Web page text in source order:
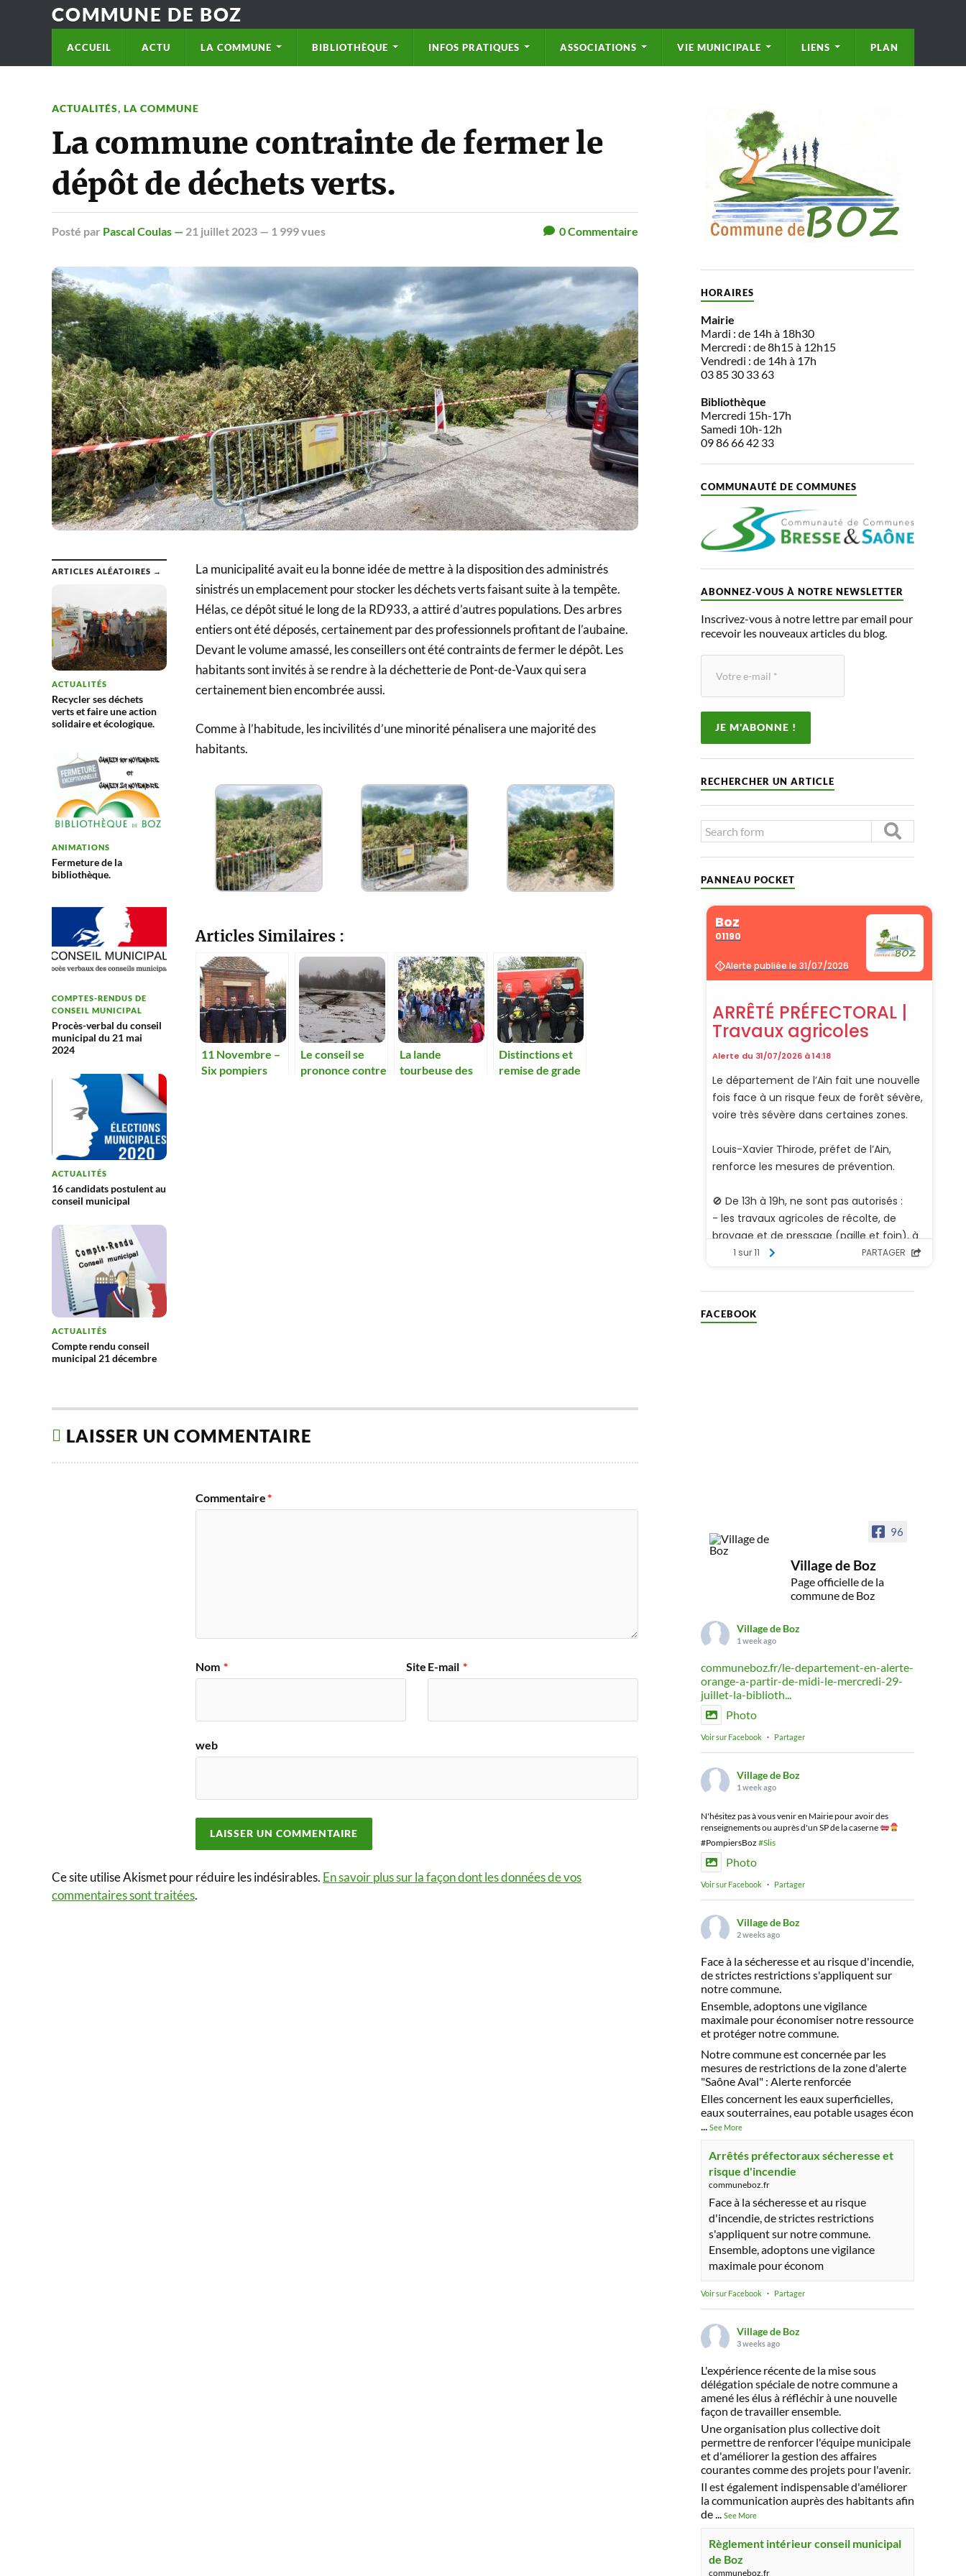
COMMUNE DE BOZ
ACCUEIL ACTU LA COMMUNE BIBLIOTHÈQUE INFOS PRATIQUES ASSOCIATIONS VIE MUNICIPALE LIENS PLAN
ACTUALITÉS, LA COMMUNE
La commune contrainte de fermer le
dépôt de déchets verts.
Posté par Pascal Coulas — 21 juillet 2023 — 1 999 vues 0Commentaire
ARTICLES ALÉATOIRES →
ACTUALITÉS
Recycler ses déchets
verts et faire une action
solidaire et écologique.
ANIMATIONS
Fermeture de la
bibliothèque.
COMPTES-RENDUS DE
CONSEIL MUNICIPAL
Procès-verbal du conseil
municipal du 21 mai
2024
ACTUALITÉS
16 candidats postulent au
conseil municipal
ACTUALITÉS
Compte rendu conseil
municipal 21 décembre
La municipalité avait eu la bonne idée de mettre à la disposition des administrés
sinistrés un emplacement pour stocker les déchets verts faisant suite à la tempête.
Hélas, ce dépôt situé le long de la RD933, a attiré d’autres populations. Des arbres
entiers ont été déposés, certainement par des professionnels profitant de l’aubaine.
Devant le volume amassé, les conseillers ont été contraints de fermer le dépôt. Les
habitants sont invités à se rendre à la déchetterie de Pont-de-Vaux qui sera
certainement bien encombrée aussi.
Comme à l’habitude, les incivilités d’une minorité pénalisera une majorité des
habitants.
Articles Similaires :
11 Novembre –
Six pompiers
Le conseil se
prononce contre
La lande
tourbeuse des
Distinctions et
remise de grade
LAISSER UN COMMENTAIRE
Commentaire*
Nom * E-mail *
Site
web
Ce site utilise Akismet pour réduire les indésirables. En savoir plus sur la façon dont les données de vos
commentaires sont traitées.
HORAIRES
Mairie
Mardi : de 14h à 18h30
Mercredi : de 8h15 à 12h15
Vendredi : de 14h à 17h
03 85 30 33 63
Bibliothèque
Mercredi 15h-17h
Samedi 10h-12h
09 86 66 42 33
COMMUNAUTÉ DE COMMUNES
ABONNEZ-VOUS À NOTRE NEWSLETTER
Inscrivez-vous à notre lettre par email pour
recevoir les nouveaux articles du blog.
RECHERCHER UN ARTICLE
PANNEAU POCKET
FACEBOOK
96
Village de Boz
Page officielle de la
commune de Boz
Village de Boz
1 week ago
communeboz.fr/le-departement-en-alerte-
orange-a-partir-de-midi-le-mercredi-29-
juillet-la-biblioth...
Photo
Voir sur Facebook · Partager
Village de Boz
1 week ago
N'hésitez pas à vous venir en Mairie pour avoir des
renseignements ou auprès d'un SP de la caserne
#PompiersBoz #Slis
Photo
Voir sur Facebook · Partager
Village de Boz
2 weeks ago
Face à la sécheresse et au risque d'incendie,
de strictes restrictions s'appliquent sur
notre commune.
Ensemble, adoptons une vigilance
maximale pour économiser notre ressource
et protéger notre commune.
Notre commune est concernée par les
mesures de restrictions de la zone d'alerte
"Saône Aval" : Alerte renforcée
Elles concernent les eaux superficielles,
eaux souterraines, eau potable usages écon
... See More
Arrêtés préfectoraux sécheresse et
risque d'incendie
communeboz.fr
Face à la sécheresse et au risque
d'incendie, de strictes restrictions
s'appliquent sur notre commune.
Ensemble, adoptons une vigilance
maximale pour économ
Voir sur Facebook · Partager
Village de Boz
3 weeks ago
L'expérience récente de la mise sous
délégation spéciale de notre commune a
amené les élus à réfléchir à une nouvelle
façon de travailler ensemble.
Une organisation plus collective doit
permettre de renforcer l'équipe municipale
et d'améliorer la gestion des affaires
courantes comme des projets pour l'avenir.
Il est également indispensable d'améliorer
la communication auprès des habitants afin
de... See More
Règlement intérieur conseil municipal
de Boz
communeboz.fr